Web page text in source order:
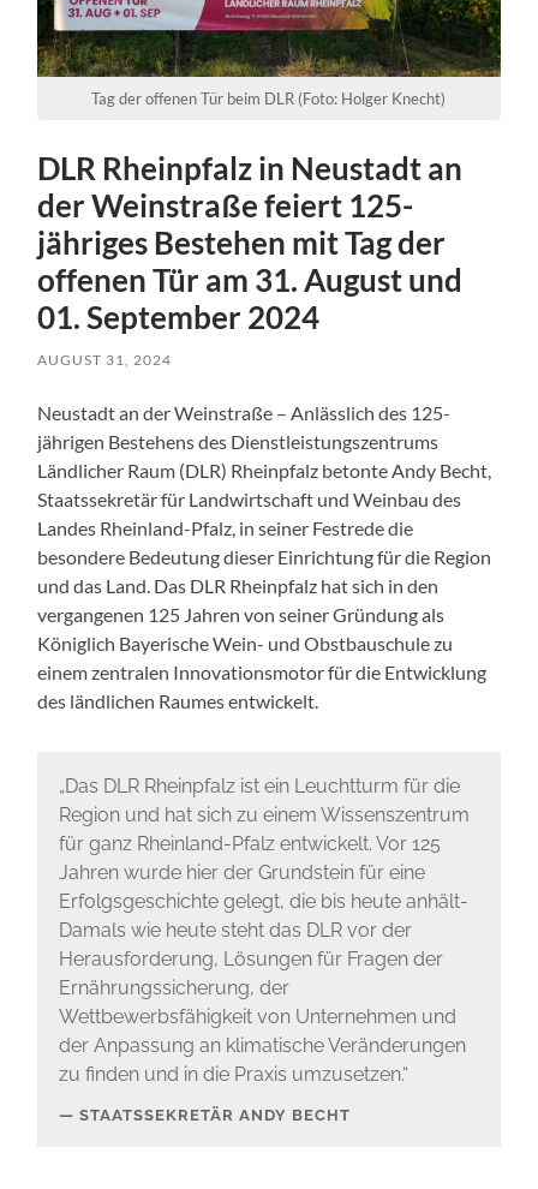
Tag der offenen Tür beim DLR (Foto: Holger Knecht)
DLR Rheinpfalz in Neustadt an
der Weinstraße feiert 125-
jähriges Bestehen mit Tag der
offenen Tür am 31. August und
01. September 2024
AUGUST 31, 2024
Neustadt an der Weinstraße – Anlässlich des 125-
jährigen Bestehens des Dienstleistungszentrums
Ländlicher Raum (DLR) Rheinpfalz betonte Andy Becht,
Staatssekretär für Landwirtschaft und Weinbau des
Landes Rheinland-Pfalz, in seiner Festrede die
besondere Bedeutung dieser Einrichtung für die Region
und das Land. Das DLR Rheinpfalz hat sich in den
vergangenen 125 Jahren von seiner Gründung als
Königlich Bayerische Wein- und Obstbauschule zu
einem zentralen Innovationsmotor für die Entwicklung
des ländlichen Raumes entwickelt.
„Das DLR Rheinpfalz ist ein Leuchtturm für die
Region und hat sich zu einem Wissenszentrum
für ganz Rheinland-Pfalz entwickelt. Vor 125
Jahren wurde hier der Grundstein für eine
Erfolgsgeschichte gelegt, die bis heute anhält-
Damals wie heute steht das DLR vor der
Herausforderung, Lösungen für Fragen der
Ernährungssicherung, der
Wettbewerbsfähigkeit von Unternehmen und
der Anpassung an klimatische Veränderungen
zu finden und in die Praxis umzusetzen.“
STAATSSEKRETÄR ANDY BECHT